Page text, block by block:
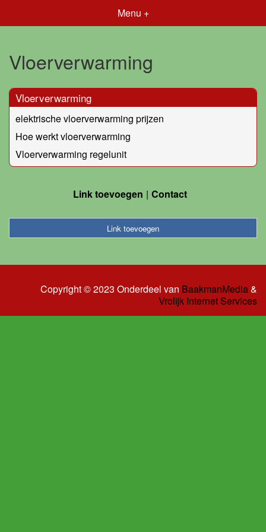
Menu +
Vloerverwarming
Vloerverwarming
elektrische vloerverwarming prijzen
Hoe werkt vloerverwarming
Vloerverwarming regelunit
Link toevoegen Contact
Link toevoegen
Copyright © 2023 Onderdeel van BaakmanMedia&
Vrolijk Internet Services